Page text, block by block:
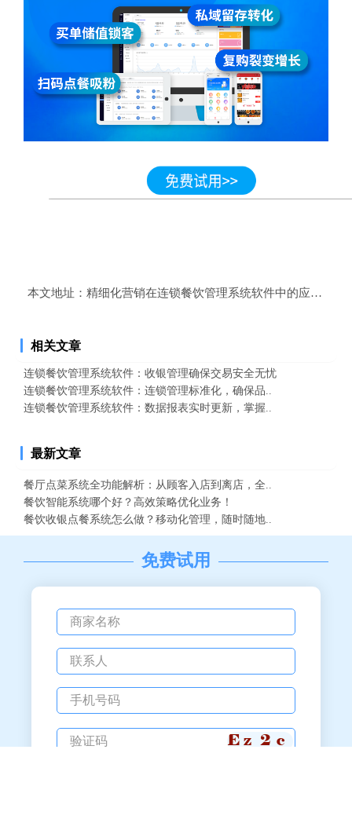
本文地址： 精细化营销在连锁餐饮管理系统软件中的应用培养
相关文章
连锁餐饮管理系统软件：收银管理确保交易安全无忧
连锁餐饮管理系统软件：连锁管理标准化，确保品..
连锁餐饮管理系统软件：数据报表实时更新，掌握..
最新文章
餐厅点菜系统全功能解析：从顾客入店到离店，全..
餐饮智能系统哪个好？高效策略优化业务！
餐饮收银点餐系统怎么做？移动化管理，随时随地..
免费试用